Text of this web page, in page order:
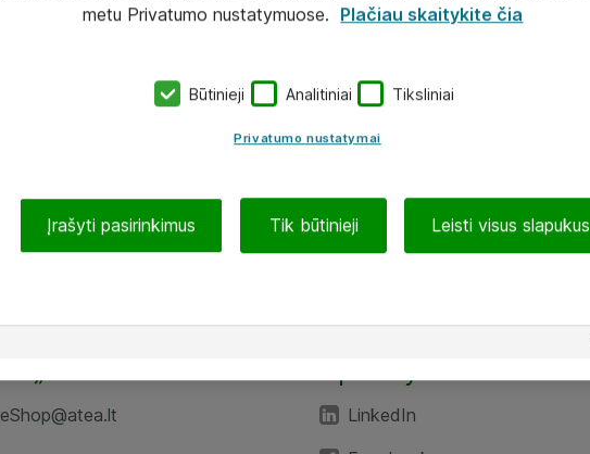
eShop@atea.lt
LinkedIn
metu Privatumo nustatymuose. Plačiau skaitykite čia
Būtinieji Analitiniai Tiksliniai
Privatumo nustatymai
Įrašyti pasirinkimus Tik būtinieji Leisti visus slapukus